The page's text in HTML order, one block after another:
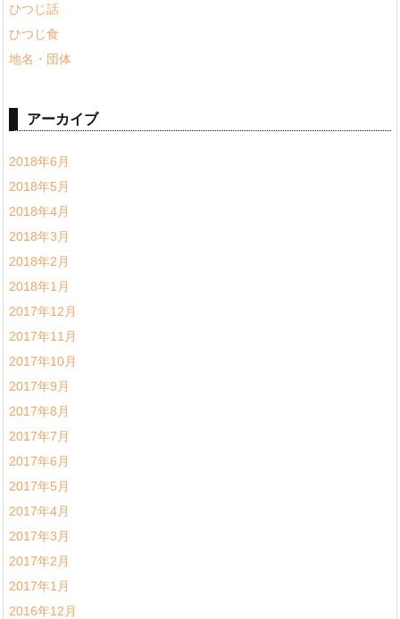
ひつじ話
ひつじ食
地名・団体
アーカイブ
2018年6月
2018年5月
2018年4月
2018年3月
2018年2月
2018年1月
2017年12月
2017年11月
2017年10月
2017年9月
2017年8月
2017年7月
2017年6月
2017年5月
2017年4月
2017年3月
2017年2月
2017年1月
2016年12月